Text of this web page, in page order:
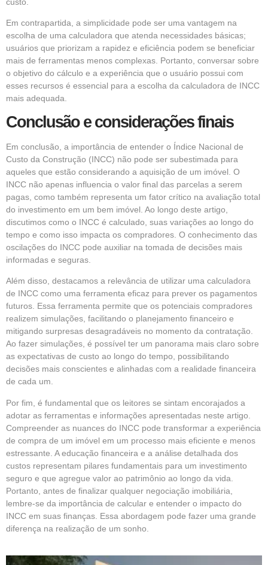
Em contrapartida, a simplicidade pode ser uma vantagem na
escolha de uma calculadora que atenda necessidades básicas;
usuários que priorizam a rapidez e eficiência podem se beneficiar
mais de ferramentas menos complexas. Portanto, conversar sobre
o objetivo do cálculo e a experiência que o usuário possui com
esses recursos é essencial para a escolha da calculadora de INCC
mais adequada.
Conclusão e considerações finais
Em conclusão, a importância de entender o Índice Nacional de
Custo da Construção (INCC) não pode ser subestimada para
aqueles que estão considerando a aquisição de um imóvel. O
INCC não apenas influencia o valor final das parcelas a serem
pagas, como também representa um fator crítico na avaliação total
do investimento em um bem imóvel. Ao longo deste artigo,
discutimos como o INCC é calculado, suas variações ao longo do
tempo e como isso impacta os compradores. O conhecimento das
oscilações do INCC pode auxiliar na tomada de decisões mais
informadas e seguras.
Além disso, destacamos a relevância de utilizar uma calculadora
de INCC como uma ferramenta eficaz para prever os pagamentos
futuros. Essa ferramenta permite que os potenciais compradores
realizem simulações, facilitando o planejamento financeiro e
mitigando surpresas desagradáveis no momento da contratação.
Ao fazer simulações, é possível ter um panorama mais claro sobre
as expectativas de custo ao longo do tempo, possibilitando
decisões mais conscientes e alinhadas com a realidade financeira
de cada um.
Por fim, é fundamental que os leitores se sintam encorajados a
adotar as ferramentas e informações apresentadas neste artigo.
Compreender as nuances do INCC pode transformar a experiência
de compra de um imóvel em um processo mais eficiente e menos
estressante. A educação financeira e a análise detalhada dos
custos representam pilares fundamentais para um investimento
seguro e que agregue valor ao patrimônio ao longo da vida.
Portanto, antes de finalizar qualquer negociação imobiliária,
lembre-se da importância de calcular e entender o impacto do
INCC em suas finanças. Essa abordagem pode fazer uma grande
diferença na realização de um sonho.